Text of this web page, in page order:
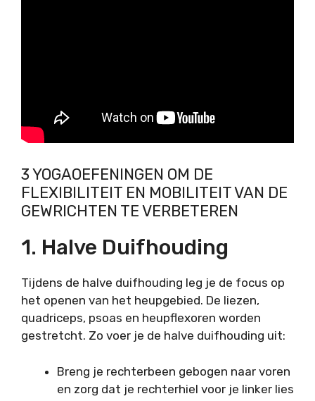
3 YOGAOEFENINGEN OM DE
FLEXIBILITEIT EN MOBILITEIT VAN DE
GEWRICHTEN TE VERBETEREN
1. Halve Duifhouding
Tijdens de halve duifhouding leg je de focus op
het openen van het heupgebied. De liezen,
quadriceps, psoas en heupflexoren worden
gestretcht. Zo voer je de halve duifhouding uit:
Breng je rechterbeen gebogen naar voren
en zorg dat je rechterhiel voor je linker lies